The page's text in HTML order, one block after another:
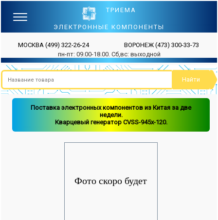
ТРИЕМА
ЭЛЕКТРОННЫЕ КОМПОНЕНТЫ
МОСКВА (499) 322-26-24 ВОРОНЕЖ (473) 300-33-73
пн-пт: 09.00-18.00. Сб,вс: выходной
Поставка электронных компонентов из Китая за две
недели.
Кварцевый генератор CVSS-945x-120.